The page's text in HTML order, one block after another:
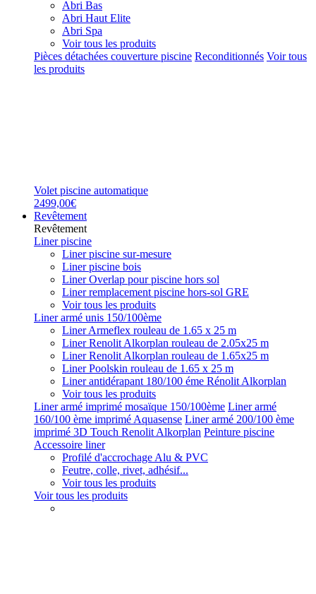
Abri Bas
Abri Haut Elite
Abri Spa
Voir tous les produits
Pièces détachées couverture piscine Reconditionnés Voir tous
les produits
Volet piscine automatique
2499,00€
Revêtement
Revêtement
Liner piscine
Liner piscine sur-mesure
Liner piscine bois
Liner Overlap pour piscine hors sol
Liner remplacement piscine hors-sol GRE
Voir tous les produits
Liner armé unis 150/100ème
Liner Armeflex rouleau de 1.65 x 25 m
Liner Renolit Alkorplan rouleau de 2.05x25 m
Liner Renolit Alkorplan rouleau de 1.65x25 m
Liner Poolskin rouleau de 1.65 x 25 m
Liner antidérapant 180/100 éme Rénolit Alkorplan
Voir tous les produits
Liner armé imprimé mosaïque 150/100ème Liner armé
160/100 ème imprimé Aquasense Liner armé 200/100 ème
imprimé 3D Touch Renolit Alkorplan Peinture piscine
Accessoire liner
Profilé d'accrochage Alu & PVC
Feutre, colle, rivet, adhésif...
Voir tous les produits
Voir tous les produits